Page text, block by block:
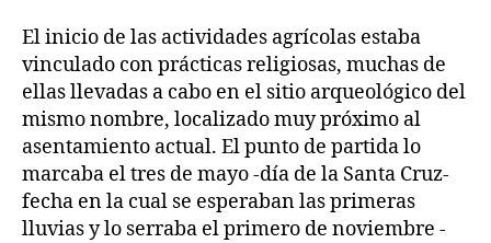
El inicio de las actividades agrícolas estaba
vinculado con prácticas religiosas, muchas de
ellas llevadas a cabo en el sitio arqueológico del
mismo nombre, localizado muy próximo al
asentamiento actual. El punto de partida lo
marcaba el tres de mayo -día de la Santa Cruz-
fecha en la cual se esperaban las primeras
lluvias y lo serraba el primero de noviembre -